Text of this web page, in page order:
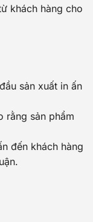
khách hàng cho
sản xuất in ấn
rằng sản phẩm
đến khách hàng